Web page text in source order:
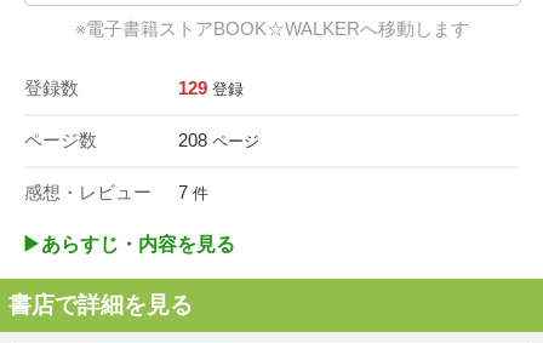
※電子書籍ストアBOOK☆WALKERへ移動します
登録数 129 登録
ページ数 208 ページ
感想・レビュー 7 件
▶︎あらすじ・内容を見る
書店で詳細を見る